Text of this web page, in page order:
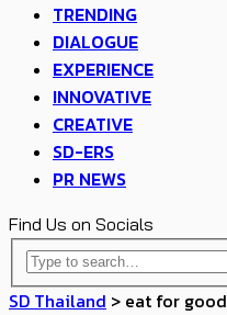
TRENDING
DIALOGUE
EXPERIENCE
INNOVATIVE
CREATIVE
SD-ERS
PR NEWS
Find Us on Socials
SD Thailand > eat for good